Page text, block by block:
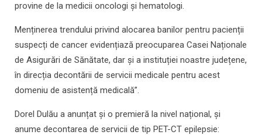
provine de la medicii oncologi și hematologi.
Menținerea trendului privind alocarea banilor pentru pacienții
suspecți de cancer evidențiază preocuparea Casei Naționale
de Asigurări de Sănătate, dar și a instituției noastre județene,
în direcția decontării de servicii medicale pentru acest
domeniu de asistență medicală”.
Dorel Dulău a anunțat și o premieră la nivel național, și
anume decontarea de servicii de tip PET-CT epilepsie: